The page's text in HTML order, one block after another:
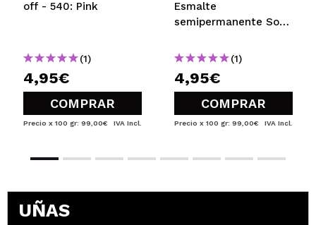
off - 540: Pink
(1)
4,95€
COMPRAR
Precio x 100 gr: 99,00€ IVA Incl.
Esmalte
semipermanente Soak
(1)
4,95€
COMPRAR
Precio x 100 gr: 99,00€ IVA Incl.
UÑAS